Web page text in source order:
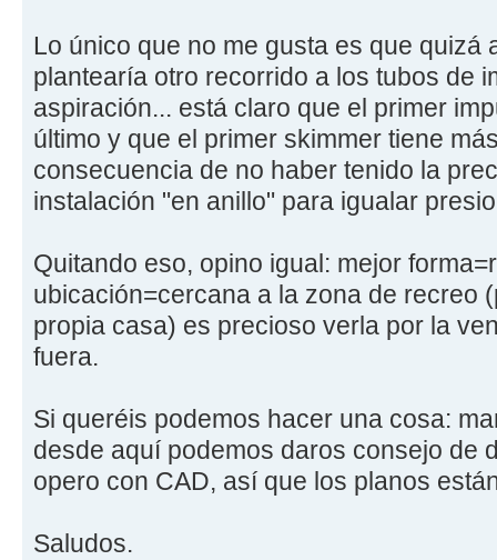
Lo único que no me gusta es que quizá
plantearía otro recorrido a los tubos de
aspiración... está claro que el primer
último y que el primer skimmer tiene
consecuencia de no haber tenido la
instalación "en anillo" para igualar
Quitando eso, opino igual: mejor
ubicación=cercana a la zona de recreo
propia casa) es precioso verla por la
fuera.
Si queréis podemos hacer una cosa:
desde aquí podemos daros consejo de
opero con CAD, así que los planos
Saludos.